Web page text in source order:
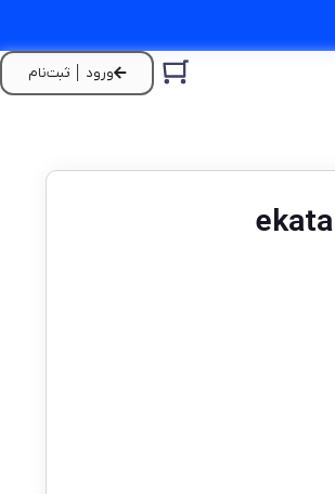
ورود │ ثبت‌نام